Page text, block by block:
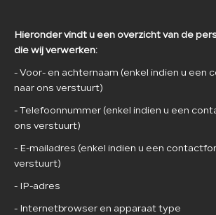
Hieronder vindt u een overzicht van de
die wij verwerken:
- Voor- en achternaam (enkel indien u een
naar ons verstuurt)
- Telefoonnummer (enkel indien u een
ons verstuurt)
- E-mailadres (enkel indien u een
verstuurt)
- IP-adres
- Internetbrowser en apparaat type